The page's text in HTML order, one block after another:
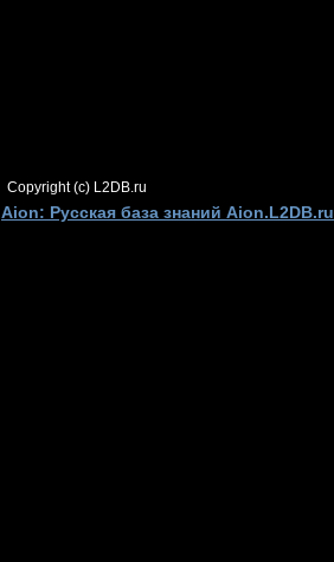
Copyright (c) L2DB.ru
Aion: Русская база знаний Aion.L2DB.ru